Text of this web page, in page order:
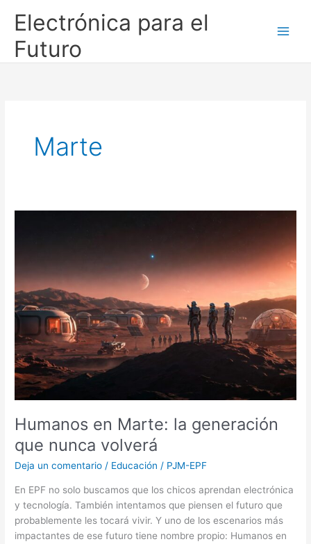
Electrónica para el
Futuro
Marte
Humanos en Marte: la generación
que nunca volverá
Deja un comentario / Educación / PJM-EPF
En EPF no solo buscamos que los chicos aprendan electrónica
y tecnología. También intentamos que piensen el futuro que
probablemente les tocará vivir. Y uno de los escenarios más
impactantes de ese futuro tiene nombre propio: Humanos en
generación
que
nunca
volverá